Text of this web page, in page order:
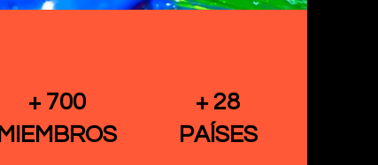
+ 700
MIEMBROS
+ 28
PAÍSES